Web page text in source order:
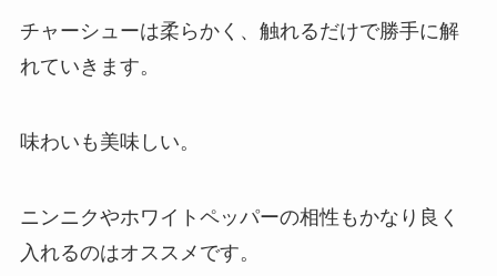
チャーシューは柔らかく、触れるだけで勝手に解
れていきます。
味わいも美味しい。
ニンニクやホワイトペッパーの相性もかなり良く
入れるのはオススメです。